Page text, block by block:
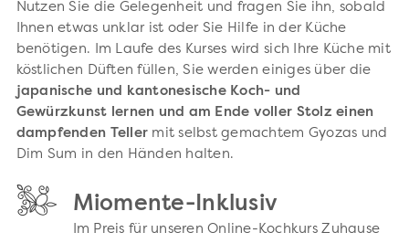
Nutzen Sie die Gelegenheit und fragen Sie ihn, sobald
Ihnen etwas unklar ist oder Sie Hilfe in der Küche
benötigen. Im Laufe des Kurses wird sich Ihre Küche mit
köstlichen Düften füllen, Sie werden einiges über die
japanische und kantonesische Koch- und
Gewürzkunst lernen und am Ende voller Stolz einen
dampfenden Teller mit selbst gemachtem Gyozas und
Dim Sum in den Händen halten.
Miomente-Inklusiv
Im Preis für unseren Online-Kochkurs Zuhause